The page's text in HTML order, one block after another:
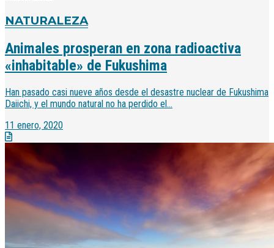
NATURALEZA
Animales prosperan en zona radioactiva
«inhabitable» de Fukushima
Han pasado casi nueve años desde el desastre nuclear de Fukushima
Daiichi, y el mundo natural no ha perdido el...
11 enero, 2020